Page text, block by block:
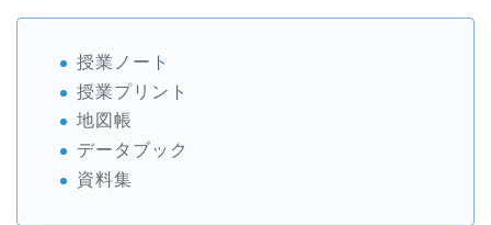
授業ノート
授業プリント
地図帳
データブック
資料集